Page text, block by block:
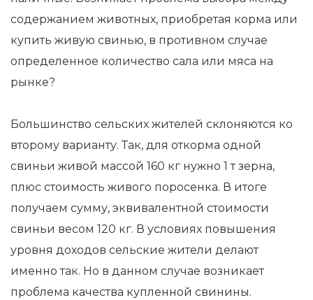
содержанием животных, приобретая корма или
купить живую свинью, в противном случае
определенное количество сала или мяса на
рынке?
Большинство сельских жителей склоняются ко
второму варианту. Так, для откорма одной
свиньи живой массой 160 кг нужно 1 т зерна,
плюс стоимость живого поросенка. В итоге
получаем сумму, эквивалентной стоимости
свиньи весом 120 кг. В условиях повышения
уровня доходов сельские жители делают
именно так. Но в данном случае возникает
проблема качества купленной свинины.